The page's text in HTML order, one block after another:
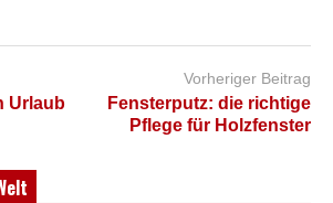
Urlaub
Vorheriger Beitrag
Fensterputz: die richtige
Pflege für Holzfenster